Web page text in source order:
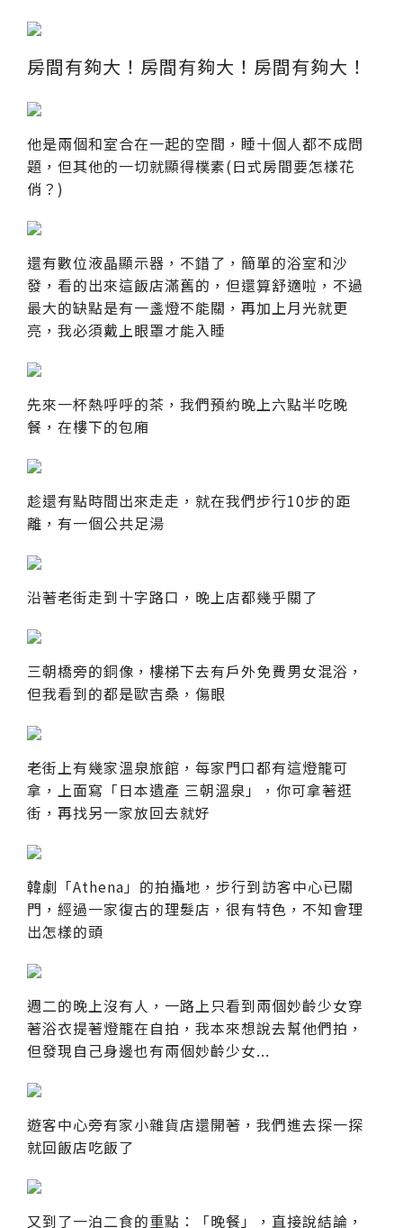
房間有夠大！ 房間有夠大！ 房間有夠大！
他是兩個和室合在一起的空間，睡十個人都不成問
題，但其他的一切就顯得樸素(日式房間要怎樣花
俏？)
還有數位液晶顯示器，不錯了，簡單的浴室和沙
發，看的出來這飯店滿舊的，但還算舒適啦，不過
最大的缺點是有一盞燈不能關，再加上月光就更
亮，我必須戴上眼罩才能入睡
先來一杯熱呼呼的茶，我們預約晚上六點半吃晚
餐，在樓下的包廂
趁還有點時間出來走走，就在我們步行10步的距
離，有一個公共足湯
沿著老街走到十字路口，晚上店都幾乎關了
三朝橋旁的銅像，樓梯下去有戶外免費男女混浴，
但我看到的都是歐吉桑，傷眼
老街上有幾家溫泉旅館，每家門口都有這燈籠可
拿，上面寫「日本遺產 三朝溫泉」，你可拿著逛
街，再找另一家放回去就好
韓劇「Athena」的拍攝地，步行到訪客中心已關
門，經過一家復古的理髮店，很有特色，不知會理
出怎樣的頭
週二的晚上沒有人，一路上只看到兩個妙齡少女穿
著浴衣提著燈籠在自拍，我本來想說去幫他們拍，
但發現自己身邊也有兩個妙齡少女...
遊客中心旁有家小雜貨店還開著，我們進去探一探
就回飯店吃飯了
又到了一泊二食的重點：「晚餐」，直接說結論，